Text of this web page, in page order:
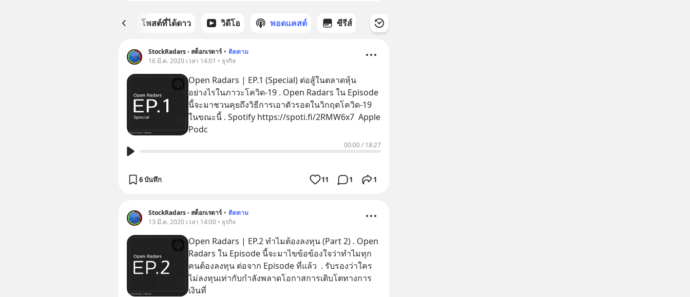
โพสต์ที่ได้ดาว วิดีโอ พอดแคสต์ ซีรีส์
StockRadars - สต็อกเรดาร์ • ติดตาม
16 มี.ค. 2020 เวลา 14:01 • ธุรกิจ
Open Radars | EP.1 (Special) ต่อสู้ในตลาดหุ้น
อย่างไรในภาวะโควิด-19 . Open Radars ใน Episode
นี้จะมาชวนคุยถึงวิธีการเอาตัวรอดในวิกฤตโควิด-19
ในขณะนี้ . Spotify https://spoti.fi/2RMW6x7 Apple
Podc
00:00/ 18:27
6 บันทึก 11 1 1
StockRadars - สต็อกเรดาร์ • ติดตาม
13 มี.ค. 2020 เวลา 14:00 • ธุรกิจ
Open Radars | EP.2 ทำไมต้องลงทุน (Part 2) . Open
Radars ใน Episode นี้จะมาไขข้อข้องใจว่าทำไมทุก
คนต้องลงทุน ต่อจาก Episode ที่แล้ว . รับรองว่าใคร
ไม่ลงทุนเท่ากับกำลังพลาดโอกาสการเติบโตทางการ
เงินที่